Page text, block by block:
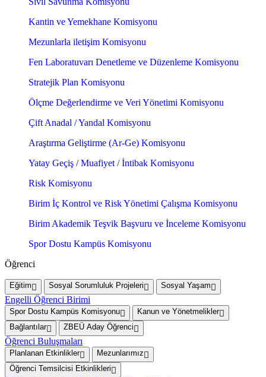
Kantin ve Yemekhane Komisyonu
Mezunlarla iletişim Komisyonu
Fen Laboratuvarı Denetleme ve Düzenleme Komisyonu
Stratejik Plan Komisyonu
Ölçme Değerlendirme ve Veri Yönetimi Komisyonu
Çift Anadal / Yandal Komisyonu
Araştırma Geliştirme (Ar-Ge) Komisyonu
Yatay Geçiş / Muafiyet / İntibak Komisyonu
Risk Komisyonu
Birim İç Kontrol ve Risk Yönetimi Çalışma Komisyonu
Birim Akademik Teşvik Başvuru ve İnceleme Komisyonu
Spor Dostu Kampüs Komisyonu
Öğrenci
Eğitim Sosyal Sorumluluk Projeleri Sosyal Yaşam
Engelli Öğrenci Birimi
Spor Dostu Kampüs Komisyonu
Kanun ve Yönetmelikler
Bağlantılar
ZBEÜ Aday Öğrenci
Öğrenci Buluşmaları
Planlanan Etkinlikler
Mezunlarımız
Öğrenci Temsilcisi Etkinlikleri